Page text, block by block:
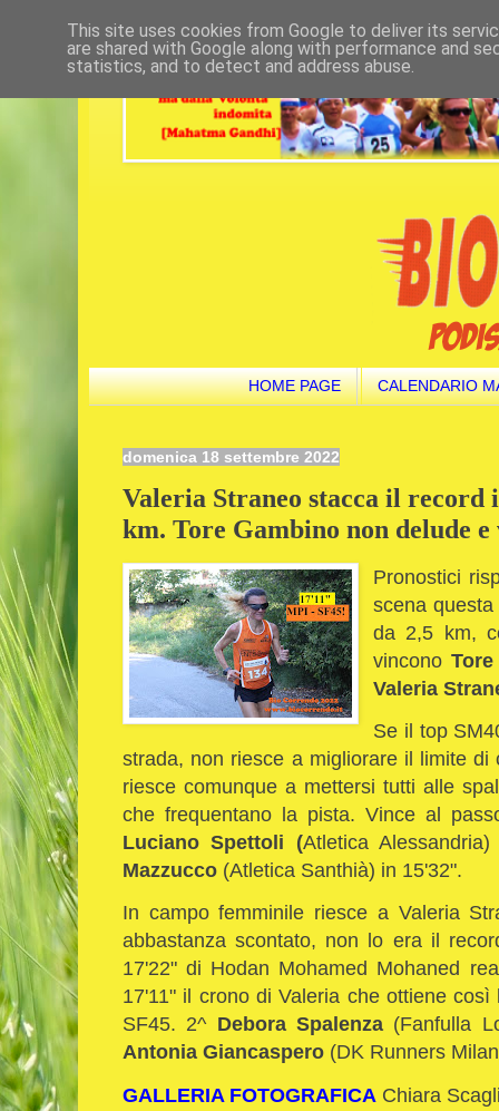
HOME PAGE CALENDARIO
domenica 18 settembre 2022
Valeria Straneo stacca il
km. Tore Gambino non delude
Pronostici
scena
da 2,5 km,
vincono
Valeria
Se il top
strada, non riesce a migliorare il limite
riesce comunque a mettersi tutti alle
che frequentano la pista. Vince al
Luciano Spettoli (Atletica
Mazzucco (Atletica Santhià) in 15'32".
In campo femminile riesce a Valeria
abbastanza scontato, non lo era il
17'22" di Hodan Mohamed Mohaned
17'11" il crono di Valeria che ottiene
SF45. 2^ Debora Spalenza(Fanfulla
Antonia Giancaspero (DK Runners
GALLERIA FOTOGRAFICA Chiara
This site uses cookies from Google to deliver its
are shared with Google along with performance and
statistics, and to detect and address abuse.